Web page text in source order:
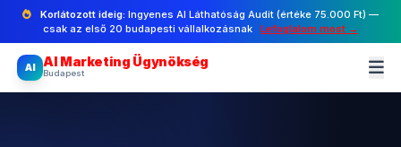
Korlátozott ideig: Ingyenes AI Láthatóság Audit (értéke 75.000 Ft) —
csak az első 20 budapesti vállalkozásnak
Lefoglalom most →
AI AI Marketing Ügynökség
Budapest